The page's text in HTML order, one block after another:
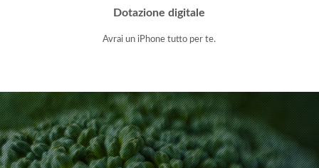
Dotazione digitale
Avrai un iPhone tutto per te.